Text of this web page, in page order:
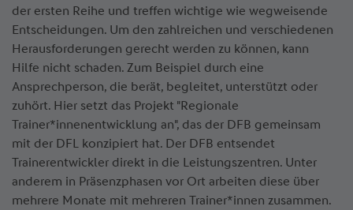
der ersten Reihe und treffen wichtige wie wegweisende
Entscheidungen. Um den zahlreichen und verschiedenen
Herausforderungen gerecht werden zu können, kann
Hilfe nicht schaden. Zum Beispiel durch eine
Ansprechperson, die berät, begleitet, unterstützt oder
zuhört. Hier setzt das Projekt "Regionale
Trainer*innenentwicklung an", das der DFB gemeinsam
mit der DFL konzipiert hat. Der DFB entsendet
Trainerentwickler direkt in die Leistungszentren. Unter
anderem in Präsenzphasen vor Ort arbeiten diese über
mehrere Monate mit mehreren Trainer*innen zusammen.